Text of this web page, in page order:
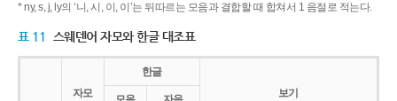
* ny, s, j, ly의 ‘니, 시, 이, 이’는 뒤따르는 모음과 결합할 때 합쳐서 1 음절로 적는다.
표 11 스웨덴어 자모와 한글 대조표
자모
한글
보기